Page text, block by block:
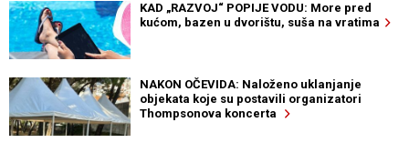
KAD „RAZVOJ“ POPIJE VODU: More pred
kućom, bazen u dvorištu, suša na vratima
NAKON OČEVIDA: Naloženo uklanjanje
objekata koje su postavili organizatori
Thompsonova koncerta